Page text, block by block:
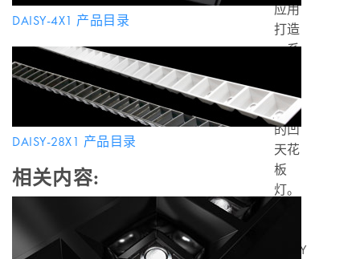
应用
打造
一系
有吸
引力
的凹
天花
板
灯。
DAISY
DAISY-4X1 产品目录
DAISY-28X1 产品目录
相关内容: